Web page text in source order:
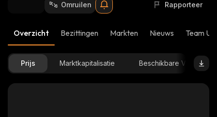
Omruilen Rapporteer
Overzicht Bezittingen Markten Nieuws Team
Prijs Marktkapitalisatie Beschikbare Voorraad